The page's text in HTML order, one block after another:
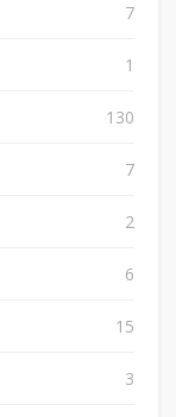
7
1
130
7
2
6
15
3